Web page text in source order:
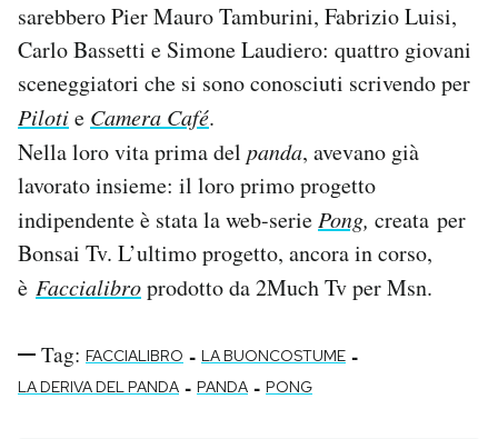
SHOP
CALENDARIO
AREA PERSONALE
Area Personale
Newsletter
Notifiche mobile
Regala il Post
Esci
sarebbero Pier Mauro Tamburini, Fabrizio Luisi,
Carlo Bassetti e Simone Laudiero: quattro giovani
sceneggiatori che si sono conosciuti scrivendo per
Pilotie Camera Café.
Nella loro vita prima del panda, avevano già
lavorato insieme: il loro primo progetto
indipendente è stata la web-seriePong, creata per
Bonsai Tv. L’ultimo progetto, ancora in corso,
è Faccialibroprodotto da 2Much Tv per Msn.
Tag: FACCIALIBRO - LA BUONCOSTUME -
LA DERIVA DEL PANDA - PANDA - PONG